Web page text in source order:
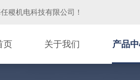
稷机电科技有限公司 ！
页 关于我们 产品